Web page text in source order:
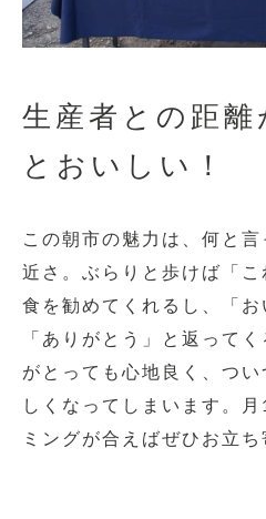
生産者との距離
とおいしい！
この朝市の魅力は、何と
近さ。ぶらりと歩けば「
食を勧めてくれるし、「
「ありがとう」と返って
がとっても心地良く、つ
しくなってしまいます。
ミングが合えばぜひお立ち